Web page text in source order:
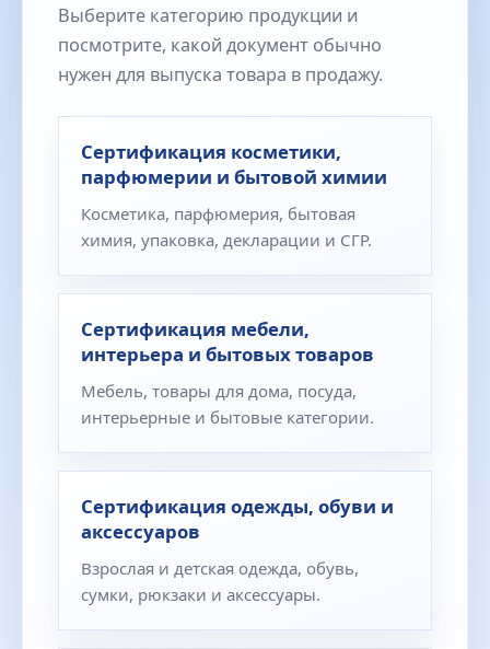
Выберите категорию продукции и
посмотрите, какой документ обычно
нужен для выпуска товара в продажу.
Сертификация косметики,
парфюмерии и бытовой химии
Косметика, парфюмерия, бытовая
химия, упаковка, декларации и СГР.
Сертификация мебели,
интерьера и бытовых товаров
Мебель, товары для дома, посуда,
интерьерные и бытовые категории.
Сертификация одежды, обуви и
аксессуаров
Взрослая и детская одежда, обувь,
сумки, рюкзаки и аксессуары.